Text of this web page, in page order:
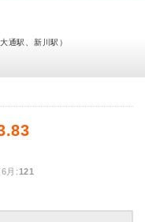
通駅、新川駅）
:121